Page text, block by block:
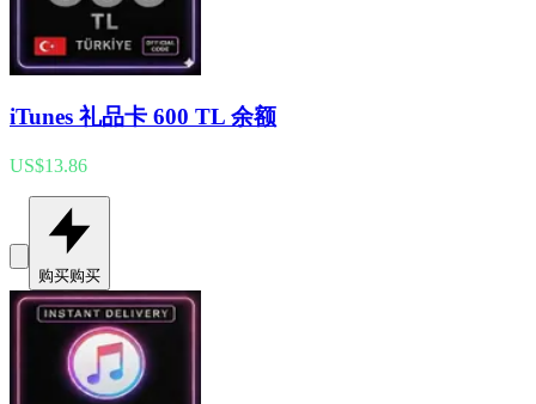
iTunes 礼品卡 600 TL 余额
US$13.86
购买购买